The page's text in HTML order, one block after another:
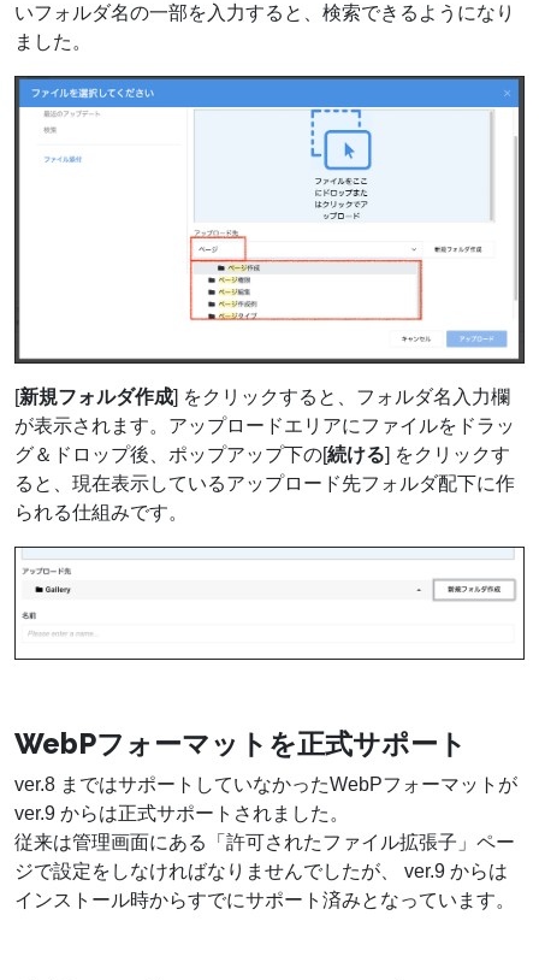
いフォルダ名の一部を入力すると、検索できるようになり
ました。
[新規フォルダ作成] をクリックすると、フォルダ名入力欄
が表示されます。アップロードエリアにファイルをドラッ
グ＆ドロップ後、ポップアップ下の[続ける] をクリックす
ると、現在表示しているアップロード先フォルダ配下に作
られる仕組みです。
WebPフォーマットを正式サポート
ver.8 まではサポートしていなかったWebPフォーマットが
ver.9 からは正式サポートされました。
従来は管理画面にある「許可されたファイル拡張子」ペー
ジで設定をしなければなりませんでしたが、 ver.9 からは
インストール時からすでにサポート済みとなっています。